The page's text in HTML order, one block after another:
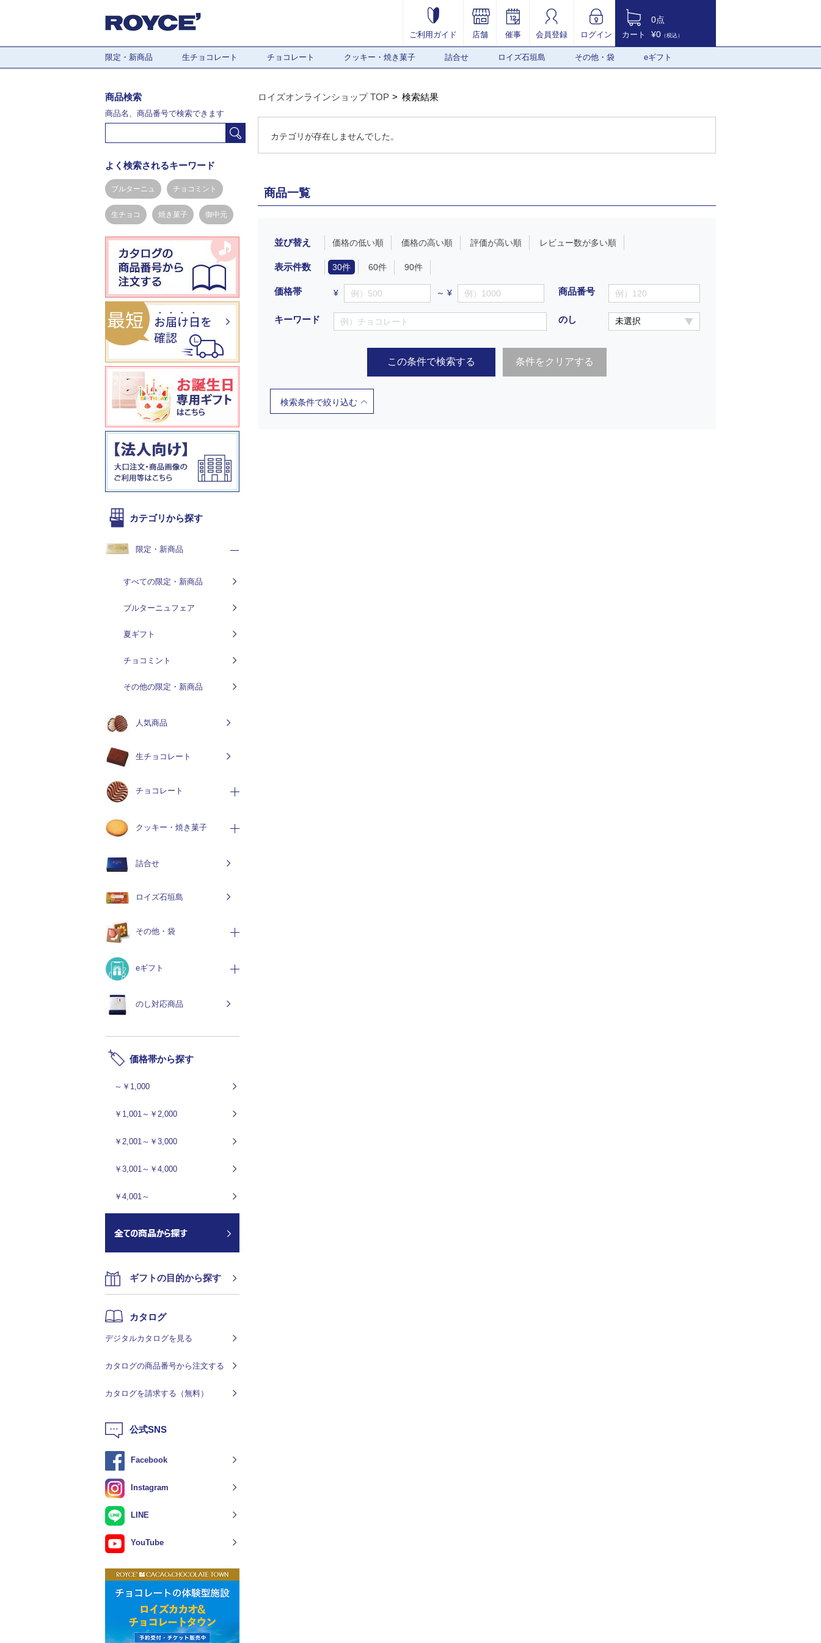
ご利用ガイド 店舗 催事 会員登録 ログイン カート
0点
¥0 （税込）
限定・新商品 生チョコレート チョコレート クッキー・焼き菓子 詰合せ ロイズ石垣島 その他・袋 eギフト
ロイズオンラインショップ TOP 検索結果
カテゴリが存在しませんでした。
商品一覧
並び替え 価格の低い順 価格の高い順 評価が高い順 レビュー数が多い順
表示件数 30件 60件 90件
価格帯 ¥ ～ ¥
キーワード
商品番号
のし
この条件で検索する 条件をクリアする
検索条件で絞り込む
商品検索
商品名、商品番号で検索できます
よく検索されるキーワード
ブルターニュ チョコミント
生チョコ 焼き菓子 御中元
カテゴリから探す
限定・新商品
すべての限定・新商品
ブルターニュフェア
夏ギフト
チョコミント
その他の限定・新商品
人気商品
生チョコレート
チョコレート
クッキー・焼き菓子
詰合せ
ロイズ石垣島
その他・袋
eギフト
のし対応商品
価格帯から探す
～￥1,000
￥1,001～￥2,000
￥2,001～￥3,000
￥3,001～￥4,000
￥4,001～
ギフトの目的から探す
カタログ
デジタルカタログを見る
カタログの商品番号から注文する
カタログを請求する（無料）
公式SNS
Facebook
Instagram
LINE
YouTube